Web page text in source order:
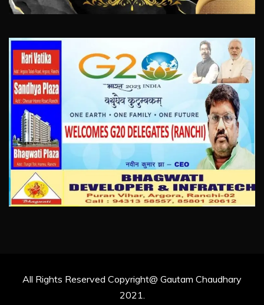
All Rights Reserved Copyright@ Gautam Chaudhary
2021.